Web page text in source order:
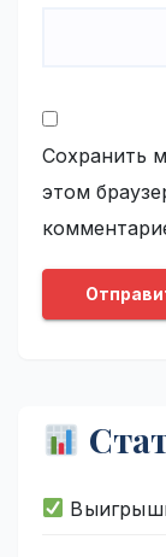
Сохранить
этом